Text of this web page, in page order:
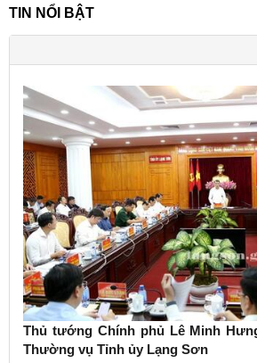
TIN NỔI BẬT
Thủ tướng Chính phủ Lê Minh
Thường vụ Tỉnh ủy Lạng Sơn